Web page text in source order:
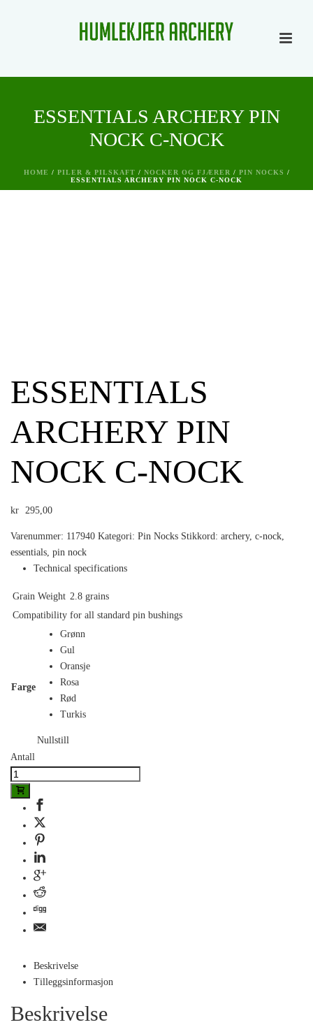
ESSENTIALS ARCHERY PIN
NOCK C-NOCK
HOME / PILER & PILSKAFT / NOCKER OG FJÆRER / PIN NOCKS /
ESSENTIALS ARCHERY PIN NOCK C-NOCK
ESSENTIALS
ARCHERY PIN
NOCK C-NOCK
kr 295,00
Varenummer: 117940 Kategori: Pin Nocks Stikkord: archery, c-nock,
essentials, pin nock
Technical specifications
Grain Weight 2.8 grains
Compatibility for all standard pin bushings
Farge
Grønn
Gul
Oransje
Rosa
Rød
Turkis
Nullstill
Antall
Beskrivelse
Tilleggsinformasjon
Beskrivelse